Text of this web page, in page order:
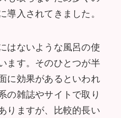
導入されてきました。
はないような風呂の使
ます。そのひとつが半
に効果があるといわれ
の雑誌やサイトで取り
りますが、比較的長い